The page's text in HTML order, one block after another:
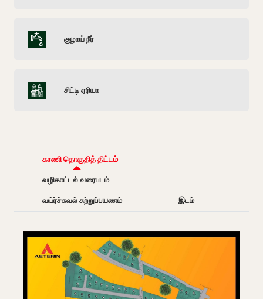
குழாய் நீர்
சிட்டி ஏரியா
காணி தொகுதித் திட்டம்
வழிகாட்டல் வரைபடம்
வய்ர்ச்சுவல் சுற்றுப்பயணம்
இடம்